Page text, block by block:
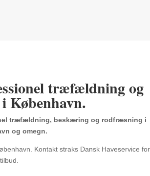
træfældning og
København.
træfældning, beskæring og rodfræsning i
og omegn.
Kontakt straks Dansk Haveservice for
tilbud.